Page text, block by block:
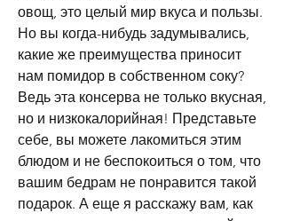
овощ, это целый мир вкуса и пользы.
Но вы когда-нибудь задумывались,
какие же преимущества приносит
нам помидор в собственном соку?
Ведь эта консерва не только вкусная,
но и низкокалорийная! Представьте
себе, вы можете лакомиться этим
блюдом и не беспокоиться о том, что
вашим бедрам не понравится такой
подарок. А еще я расскажу вам, как